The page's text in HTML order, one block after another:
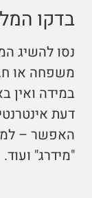
בדקו
נסו להשיג
משפחה או
במידה ואין
דעת
האפשר –
"מידרג" ועוד.